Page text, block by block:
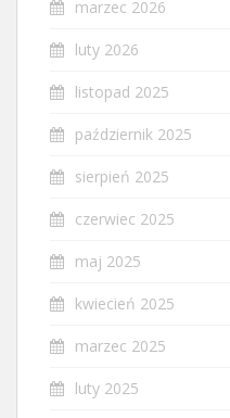
marzec 2026
luty 2026
listopad 2025
październik 2025
sierpień 2025
czerwiec 2025
maj 2025
kwiecień 2025
marzec 2025
luty 2025